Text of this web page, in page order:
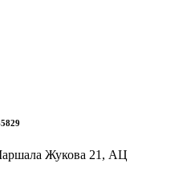
Жукова 21, АЦ